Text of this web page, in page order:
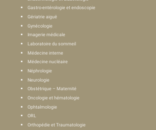
Gastro-entérologie et endoscopie
Gériatrie aiguë
Gynécologie
Imagerie médicale
Laboratoire du sommeil
Médecine interne
Médecine nucléaire
Néphrologie
Neurologie
Obstétrique – Maternité
Oncologie et hématologie
Ophtalmologie
ORL
Orthopédie et Traumatologie